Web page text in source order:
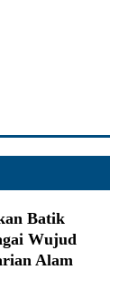
Batik
Wujud
Alam